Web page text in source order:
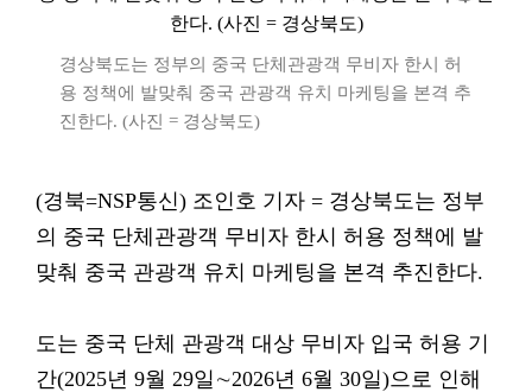
경상북도는 정부의 중국 단체관광객 무비자 한시 허
용 정책에 발맞춰 중국 관광객 유치 마케팅을 본격 추
진한다. (사진 = 경상북도)
(경북=NSP통신) 조인호 기자 = 경상북도는 정부
의 중국 단체관광객 무비자 한시 허용 정책에 발
맞춰 중국 관광객 유치 마케팅을 본격 추진한다.
도는 중국 단체 관광객 대상 무비자 입국 허용 기
간(2025년 9월 29일∼2026년 6월 30일)으로 인해